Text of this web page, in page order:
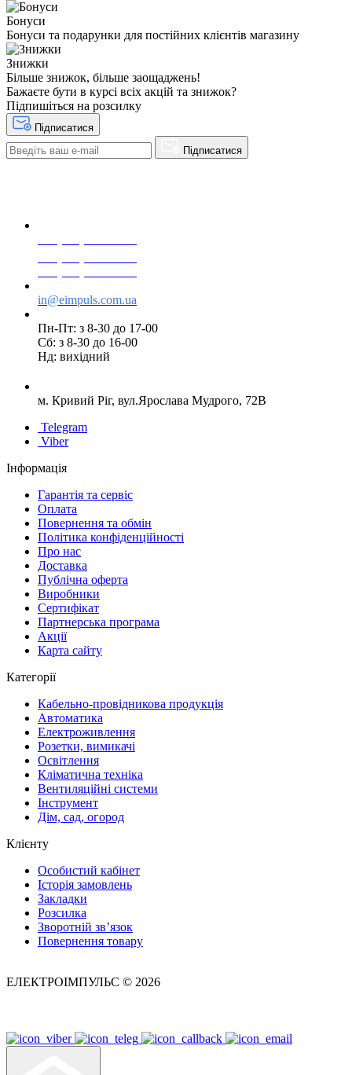
Бонуси
Бонуси та подарунки для постійних клієнтів магазину
Знижки
Більше знижок, більше заощаджень!
Бажаєте бути в курсі всіх акцій та знижок?
Підпишіться на розсилку
Підписатися
Підписатися
in@eimpuls.com.ua
Пн-Пт: з 8-30 до 17-00
Сб: з 8-30 до 16-00
Нд: вихідний
м. Кривий Ріг, вул.Ярослава Мудрого, 72В
Telegram
Viber
Інформація
Гарантія та сервіс
Оплата
Повернення та обмін
Політика конфіденційності
Про нас
Доставка
Публічна оферта
Виробники
Сертифікат
Партнерська програма
Акції
Карта сайту
Категорії
Кабельно-провідникова продукція
Автоматика
Електроживлення
Розетки, вимикачі
Освітлення
Кліматична техніка
Вентиляційні системи
Інструмент
Дім, сад, огород
Клієнту
Особистий кабінет
Історія замовлень
Закладки
Розсилка
Зворотній зв’язок
Повернення товару
ЕЛЕКТРОІМПУЛЬС © 2026